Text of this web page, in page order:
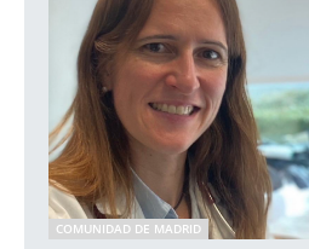
COMUNIDAD DE MADRID